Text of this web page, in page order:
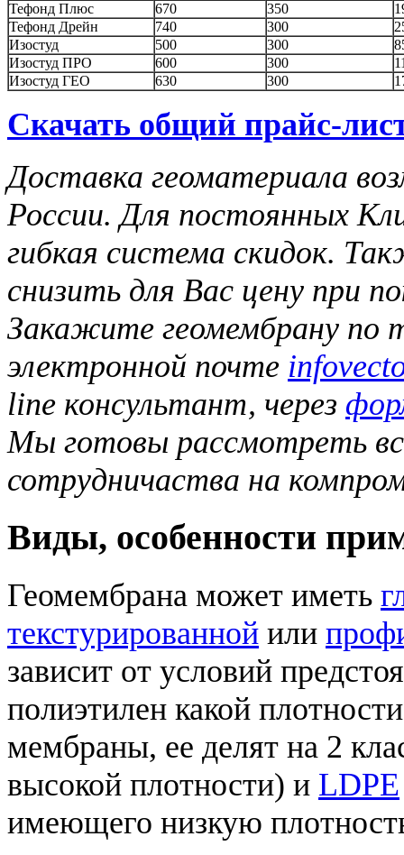
Тефонд Плюс 670 350
Тефонд Дрейн
740 300
Изостуд
500 300
Изостуд ПРО
600 300
Изостуд ГЕО
630 300
Скачать общий прайс-
Доставка геоматериала
России. Для постоянных
гибкая система скидок.
снизить для Вас цену при
Закажите геомембрану по
электронной почте
line консультант, через
Мы готовы рассмотреть
сотрудничаства на
Виды, особенности
Геомембрана может иметь
текстурированной или
зависит от условий
полиэтилен какой
мембраны, ее делят на 2
высокой плотности) и LDPE
имеющего низкую